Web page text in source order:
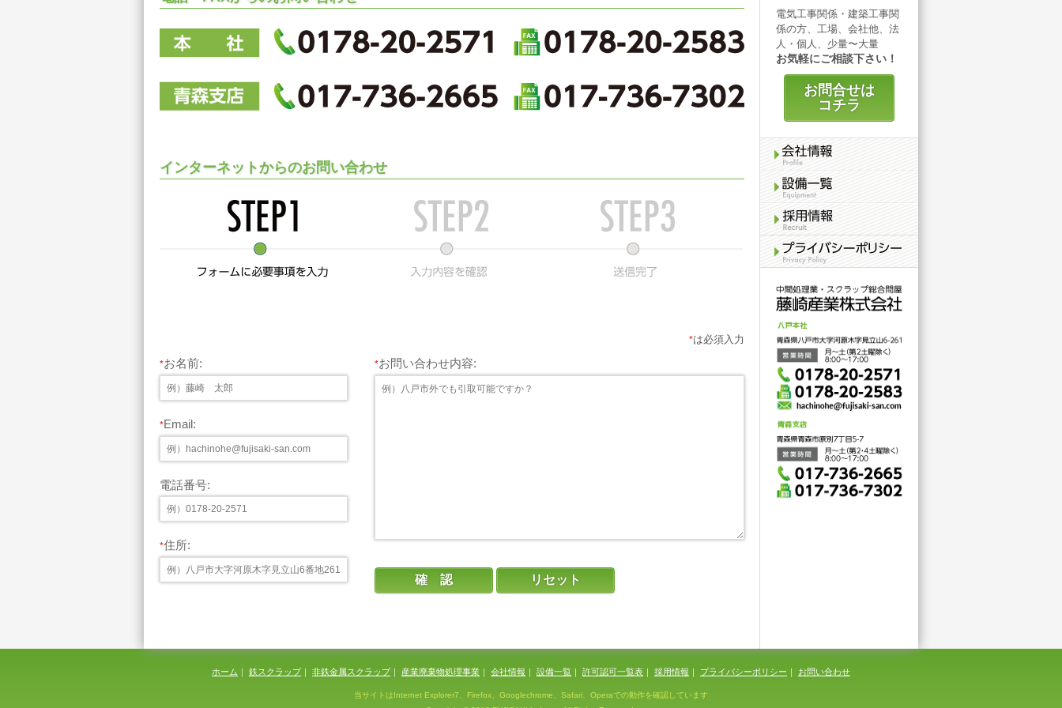
インターネットからのお問い合わせ
*は必須入力
*お名前:
*Email:
電話番号:
*住所:
*お問い合わせ内容:
電気工事関係・建築工事関
係の方、工場、会社他、法
人・個人、少量〜大量
お気軽にご相談下さい！
お問合せは
コチラ
ホーム ｜ 鉄スクラップ｜ 非鉄金属スクラップ｜ 産業廃棄物処理事業 ｜ 会社情報 ｜ 設備一覧 ｜ 許可認可一覧表 ｜ 採用情報 ｜ プライバシーポリシー ｜ お問い合わせ
当サイトはInternet Explorer7、Firefox、Googlechrome、Safari、Operaでの動作を確認しています